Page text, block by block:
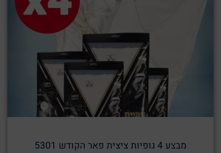
מבצע 4 גופיות ציצית פאר הקודש 5301